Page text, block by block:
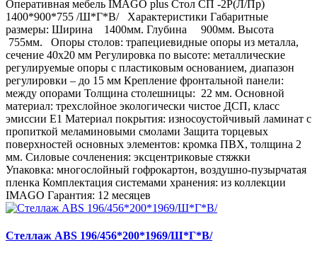
Оперативная мебель IMAGO plus Стол СП -2P(Л/Пр)
1400*900*755 /Ш*Г*В/ Характеристики Габаритные
размеры: Ширина 1400мм. Глубина 900мм. Высота
755мм. Опоры столов: трапециевидные опоры из металла,
сечение 40х20 мм Регулировка по высоте: металлические
регулируемые опоры с пластиковым основанием, диапазон
регулировки – до 15 мм Крепление фронтальной панели:
между опорами Толщина столешницы: 22 мм. Основной
материал: трехслойное экологически чистое ДСП, класс
эмиссии Е1 Материал покрытия: износоустойчивый ламинат с
пропиткой меламиновыми смолами Защита торцевых
поверхностей основных элементов: кромка ПВХ, толщина 2
мм. Силовые сочленения: эксцентриковые стяжки
Упаковка: многослойный гофрокартон, воздушно-пузырчатая
пленка Комплектация системами хранения: из коллекции
IMAGO Гарантия: 12 месяцев
Стеллаж АВS 196/456*200*1969/Ш*Г*В/